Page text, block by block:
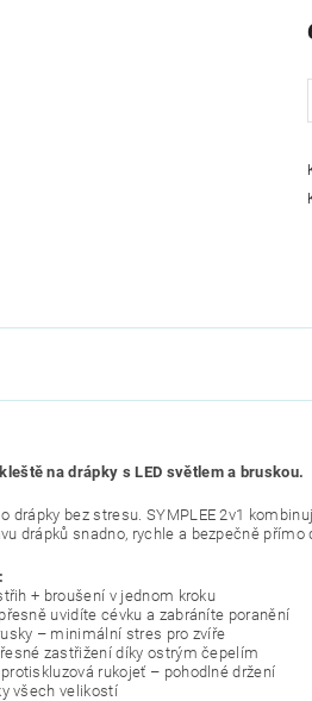
na drápky s LED světlem a bruskou.
drápky bez stresu. SYMPLEE 2v1
drápků snadno, rychle a bezpečně přímo
+ broušení v jednom kroku
uvidíte cévku a zabráníte poranění
– minimální stres pro zvíře
zastřižení díky ostrým čepelím
rukojeť – pohodlné držení
všech velikostí